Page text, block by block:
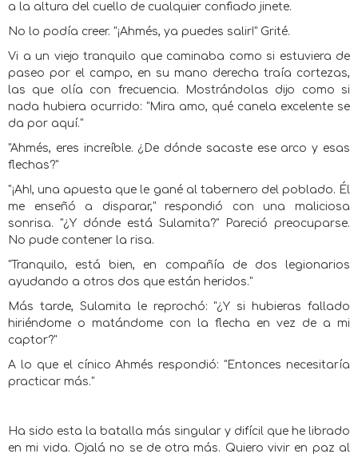
a la altura del cuello de cualquier confiado jinete.
No lo podía creer. "¡Ahmés, ya puedes salir!" Grité.
Vi a un viejo tranquilo que caminaba como si estuviera de
paseo por el campo, en su mano derecha traía cortezas,
las que olía con frecuencia. Mostrándolas dijo como si
nada hubiera ocurrido: "Mira amo, qué canela excelente se
da por aquí."
"Ahmés, eres increíble. ¿De dónde sacaste ese arco y esas
flechas?"
"¡Ah!, una apuesta que le gané al tabernero del poblado. Él
me enseñó a disparar," respondió con una maliciosa
sonrisa. "¿Y dónde está Sulamita?" Pareció preocuparse.
No pude contener la risa.
"Tranquilo, está bien, en compañía de dos legionarios
ayudando a otros dos que están heridos."
Más tarde, Sulamita le reprochó: "¿Y si hubieras fallado
hiriéndome o matándome con la flecha en vez de a mi
captor?"
A lo que el cínico Ahmés respondió: "Entonces necesitaría
practicar más."
Ha sido esta la batalla más singular y difícil que he librado
en mi vida. Ojalá no se de otra más. Quiero vivir en paz al